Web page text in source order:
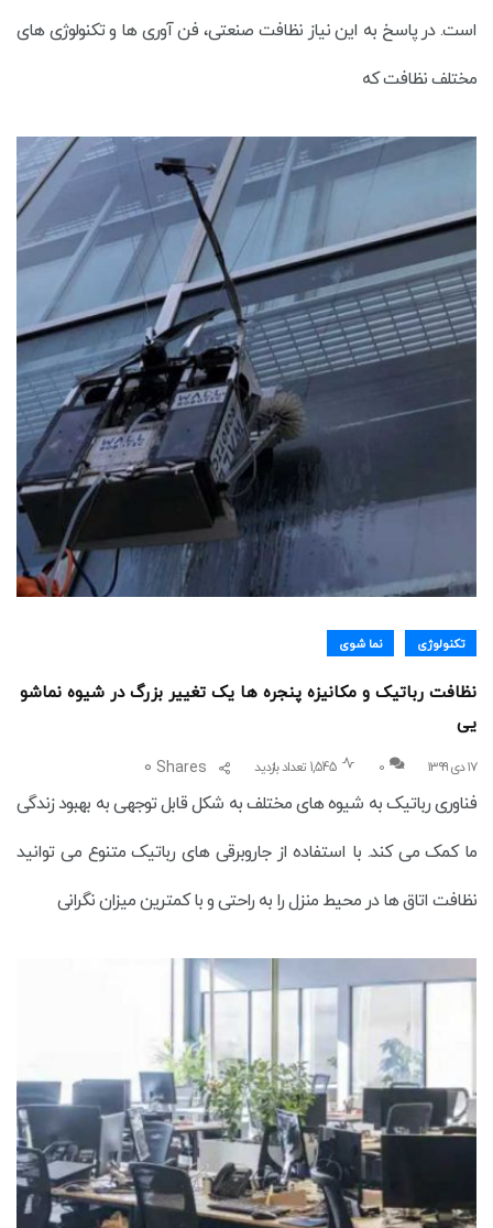
است. در پاسخ به این نیاز نظافت صنعتی، فن آوری ها و تکنولوژی های
مختلف نظافت که
تکنولوژی نما شوی
نظافت رباتیک و مکانیزه پنجره ها یک تغییر بزرگ در شیوه نماشو
یی
۱۷ دی ۱۳۹۹ 0 1,545 تعداد بازدید Shares
0
فناوری رباتیک به شیوه های مختلف به شکل قابل توجهی به بهبود زندگی
ما کمک می کند. با استفاده از جاروبرقی های رباتیک متنوع می توانید
نظافت اتاق ها در محیط منزل را به راحتی و با کمترین میزان نگرانی